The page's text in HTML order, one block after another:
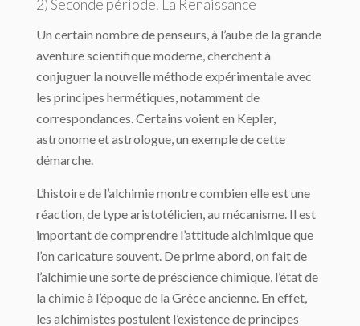
2) Seconde période. La Renaissance
Un certain nombre de penseurs, à l’aube de la grande
aventure scientifique moderne, cherchent à
conjuguer la nouvelle méthode expérimentale avec
les principes hermé­tiques, notamment de
correspondances. Certains voient en Kepler,
astronome et astro­logue, un exemple de cette
démarche.
L’histoire de l’alchimie montre combien elle est une
réaction, de type aristotélicien, au mécanisme. Il est
important de comprendre l’attitude alchimique que
l’on caricature sou­vent. De prime abord, on fait de
l’alchimie une sorte de préscience chimique, l’état de
la chimie à l’époque de la Grêce ancienne. En effet,
les alchimistes postulent l’existence de principes